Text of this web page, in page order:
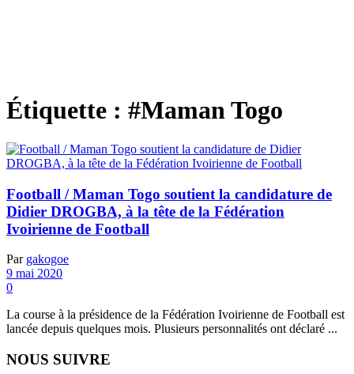
Étiquette : #Maman Togo
Football / Maman Togo soutient la candidature de
Didier DROGBA, à la tête de la Fédération
Ivoirienne de Football
Par gakogoe
9 mai 2020
0
La course à la présidence de la Fédération Ivoirienne de Football est
lancée depuis quelques mois. Plusieurs personnalités ont déclaré ...
NOUS SUIVRE